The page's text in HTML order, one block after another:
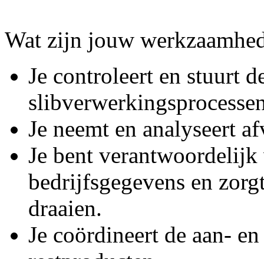
Wat zijn jouw
Je controleert en stuurt
Je neemt en analyseert
Je bent
bedrijfsgegevens en
draaien.
Je coördineert de aan-